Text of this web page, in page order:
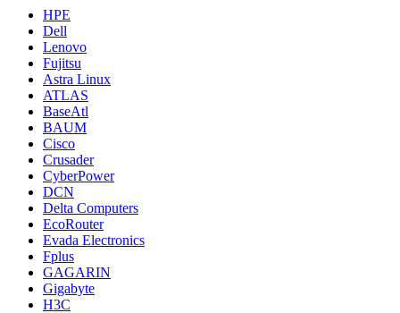
HPE
Dell
Lenovo
Fujitsu
Astra Linux
ATLAS
BaseAtl
BAUM
Cisco
Crusader
CyberPower
DCN
Delta Computers
EcoRouter
Evada Electronics
Fplus
GAGARIN
Gigabyte
H3C